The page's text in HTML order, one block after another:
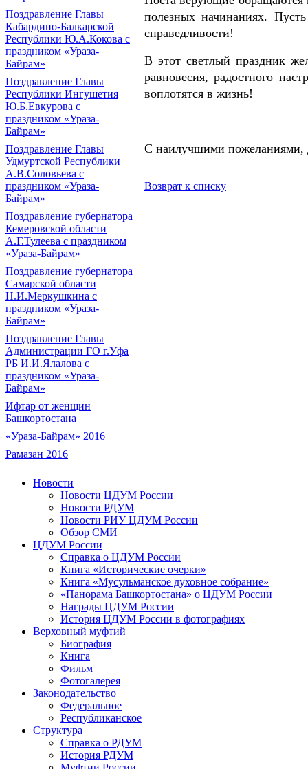
Поздравление Главы
Кабардино-Балкарской
Республики Ю.А.Кокова с
праздником «Ураза-
Байрам»
Поздравление Главы
Республики Ингушетия
Ю.Б.Евкурова с
праздником «Ураза-
Байрам»
Поздравление Главы
Удмуртской Республики
А.В.Соловьева с
праздником «Ураза-
Байрам»
Поздравление губернатора
Кемеровской области
А.Г.Тулеева с праздником
«Ураза-Байрам»
Поздравление губернатора
Самарской области
Н.И.Меркушкина с
праздником «Ураза-
Байрам»
Поздравление Главы
Администрации ГО г.Уфа
РБ И.И.Ялалова с
праздником «Ураза-
Байрам»
Ифтар от женщин
Башкортостана
«Ураза-Байрам» 2016
Рамазан 2016
полезных начинаниях.
справедливости!
В этот светлый праздник
равновесия, радостного
воплотятся в жизнь!
С наилучшими
Возврат к списку
Новости
Новости ЦДУМ России
Новости РДУМ
Новости РИУ ЦДУМ России
Обзор СМИ
ЦДУМ России
Справка о ЦДУМ России
Книга «Исторические очерки»
Книга «Мусульманское духовное собрание»
«Панорама Башкортостана» о ЦДУМ России
Награды ЦДУМ России
История ЦДУМ России в фотографиях
Верховный муфтий
Биография
Книга
Фильм
Фотогалерея
Законодательство
Федеральное
Республиканское
Структура
Справка о РДУМ
История РДУМ